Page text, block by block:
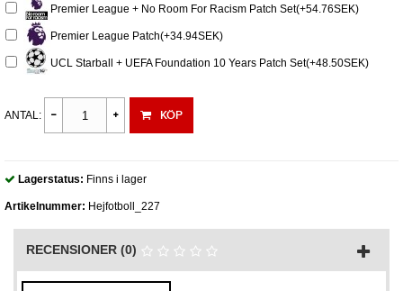
Premier League + No Room For Racism Patch Set(+54.76SEK)
Premier League Patch(+34.94SEK)
UCL Starball + UEFA Foundation 10 Years Patch Set(+48.50SEK)
ANTAL: KÖP
Lagerstatus: Finns i lager
Artikelnummer: Hejfotboll_227
RECENSIONER (0)